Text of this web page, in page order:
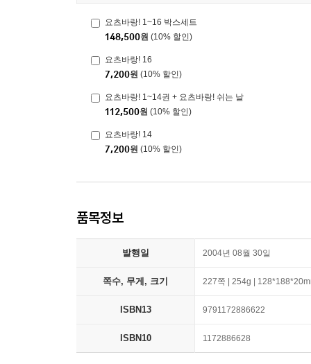
요츠바랑! 1~16 박스세트
148,500원 (10% 할인)
요츠바랑! 16
7,200원 (10% 할인)
요츠바랑! 1~14권 + 요츠바랑! 쉬는 날
112,500원 (10% 할인)
요츠바랑! 14
7,200원 (10% 할인)
품목정보
발행일 2004년 08월 30일
쪽수, 무게, 크기 227쪽 | 254g |
ISBN13 9791172886622
ISBN10 1172886628